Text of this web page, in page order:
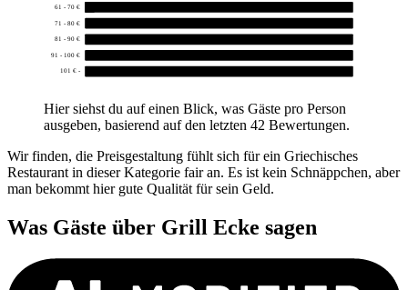
61 - 70 €
71 - 80 €
81 - 90 €
91 - 100 €
101 € -
Hier siehst du auf einen Blick, was Gäste pro Person
ausgeben, basierend auf den letzten 42 Bewertungen.
Wir finden, die Preisgestaltung fühlt sich für ein Griechisches
Restaurant in dieser Kategorie fair an. Es ist kein Schnäppchen, aber
man bekommt hier gute Qualität für sein Geld.
Was Gäste über Grill Ecke sagen